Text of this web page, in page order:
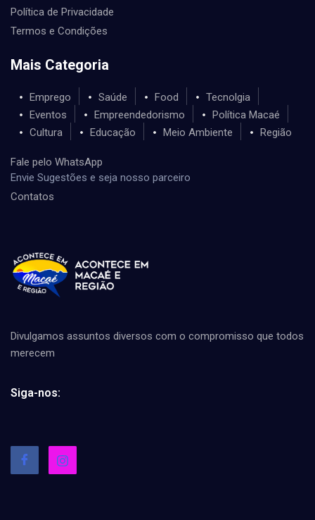
Política de Privacidade
Termos e Condições
Mais Categoria
Emprego Saúde Food
Tecnolgia
Eventos
Empreendedorismo
Política Macaé
Cultura
Educação Meio Ambiente Região
Fale pelo WhatsApp
Envie Sugestões e seja nosso parceiro
Contatos
Divulgamos assuntos diversos com o compromisso que todos
merecem
Siga-nos: